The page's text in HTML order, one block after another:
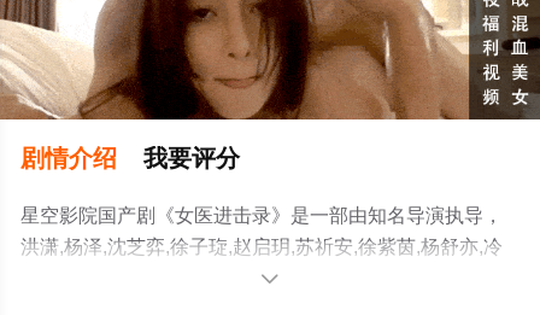
剧情介绍 我要评分
星空影院国产剧《女医进击录》是一部由知名导演执导，
洪潇,杨泽,沈芝弈,徐子琁,赵启玥,苏祈安,徐紫茵,杨舒亦,冷
恋柔等演员精彩演绎的中国大陆电视剧，大结局剧情已揭
